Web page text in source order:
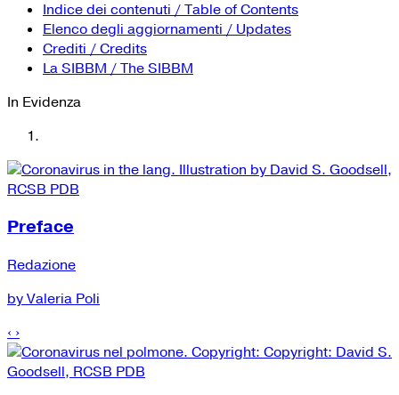
Tutti i siti Zanichelli per la scuola
Collezioni Università
Facebook
Twitter
Instagram
Instagram scuola
Mail
Indice dei contenuti / Table of Contents
Elenco degli aggiornamenti / Updates
Crediti / Credits
La SIBBM / The SIBBM
In Evidenza
Preface
Redazione
by Valeria Poli
‹ ›